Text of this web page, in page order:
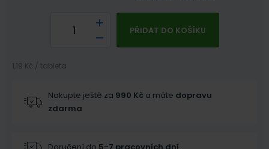
PŘIDAT DO KOŠÍKU
1,19 Kč / tableta
Nakupte ještě za 990 Kč a máte dopravu
zdarma